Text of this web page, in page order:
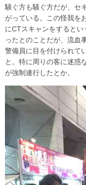
騒ぐ方も騒ぐ方だが、セ
がっている。この怪我を
にCTスキャンをすると
ったとのことだが、流血
警備員に目を付けられて
と。特に周りの客に迷惑
が強制連行したとか。